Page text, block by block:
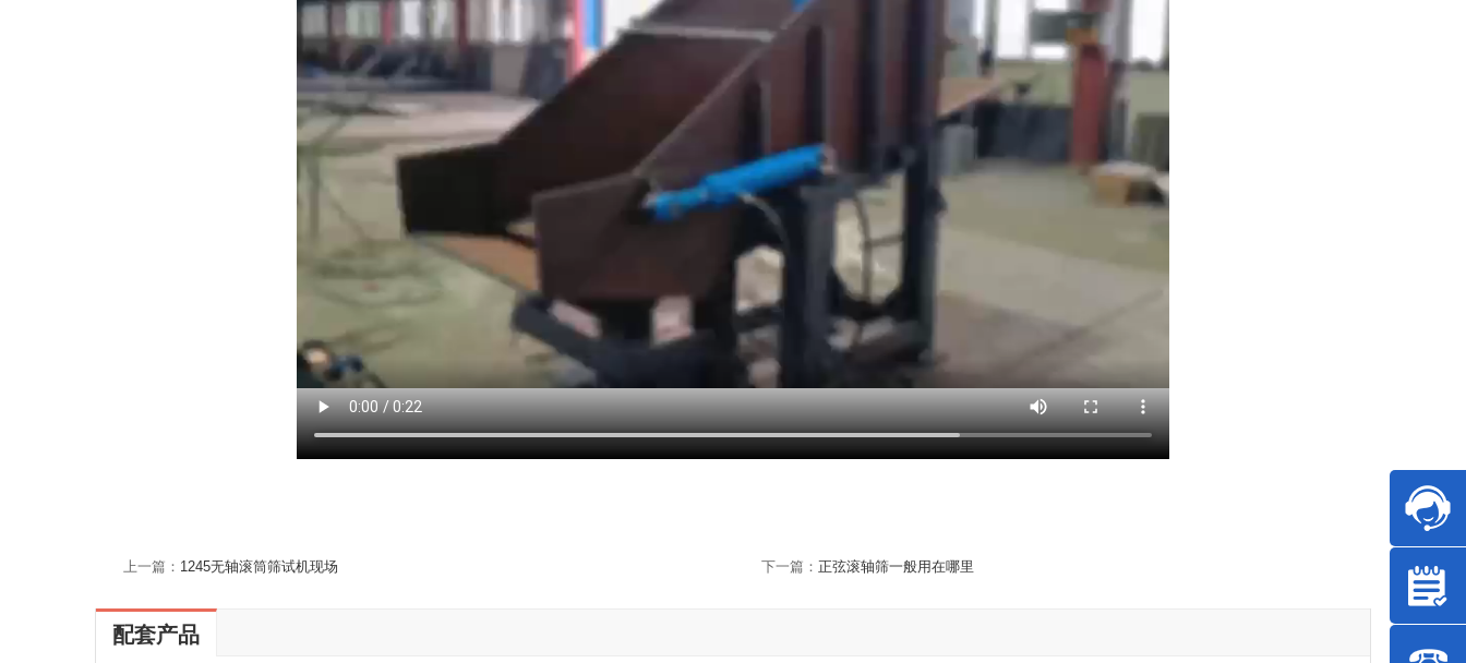
上一篇： 1245无轴滚筒筛试机现场 下一篇： 正弦滚轴筛一般用在哪里
配套产品